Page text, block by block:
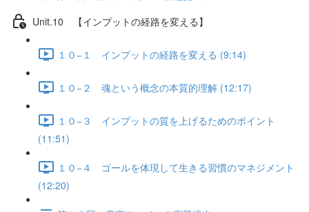
Unit.10 【インプットの経路を変える】
１０−１ インプットの経路を変える (9:14)
１０−２ 魂という概念の本質的理解 (12:17)
１０−３ インプットの質を上げるためのポイント
(11:51)
１０−４ ゴールを体現して生きる習慣のマネジメント
(12:20)